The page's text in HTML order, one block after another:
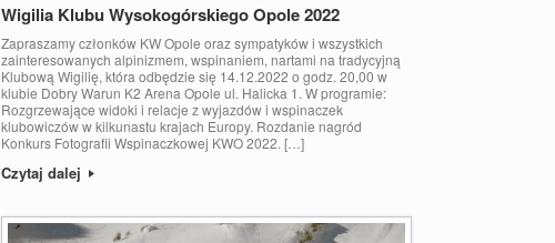
Wigilia Klubu Wysokogórskiego Opole 2022
Zapraszamy członków KW Opole oraz sympatyków i wszystkich
zainteresowanych alpinizmem, wspinaniem, nartami na tradycyjną
Klubową Wigilię, która odbędzie się 14.12.2022 o godz. 20,00 w
klubie Dobry Warun K2 Arena Opole ul. Halicka 1. W programie:
Rozgrzewające widoki i relacje z wyjazdów i wspinaczek
klubowiczów w kilkunastu krajach Europy. Rozdanie nagród
Konkurs Fotografii Wspinaczkowej KWO 2022. […]
Czytaj dalej